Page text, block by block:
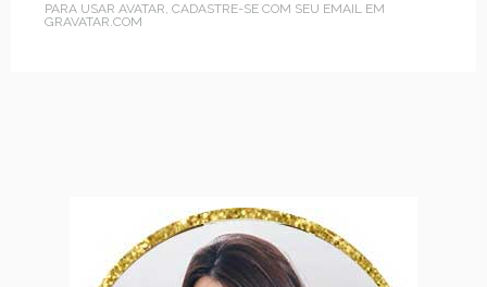
PARA USAR AVATAR, CADASTRE-SE COM SEU EMAIL EM
GRAVATAR.COM